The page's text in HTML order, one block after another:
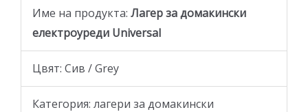
Име на продукта: Лагер за домакински
електроуреди Universal
Цвят: Сив / Grey
Категория: лагери за домакински